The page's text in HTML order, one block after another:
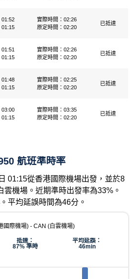
01:52
01:15
實際時間：02:26
原定時間：02:20
已抵達
01:15
實際時間：02:26
原定時間：02:20
已抵達
01:48
01:15
實際時間：02:25
原定時間：02:20
已抵達
03:00
01:15
實際時間：03:35
原定時間：02:20
已抵達
航班準時率
01:15從香港國際機場出發，並於8
雲機場。近期準時出發率為33%。
平均延誤時間為46分。
國際機場) - CAN (白雲機場)
抵達：
87% 準時
平均延誤：
46min